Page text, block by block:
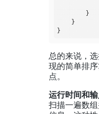
        }
    }
总的来说，
现的简单排
点。
运行时间和
扫描一遍数